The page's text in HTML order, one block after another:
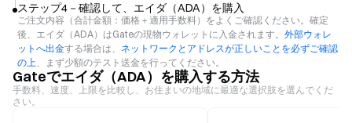
ステップ4－確認して、エイダ（ADA）を購入
ご注文内容（合計金額：価格＋適用手数料）をよくご確認ください。確定
後、エイダ（ADA）はGateの現物ウォレットに入金されます。 外部ウォレ
ットへ出金する場合は、 ネットワークとアドレスが正しいことを必ずご確認
の上、まず少額のテスト送金を行ってください。
Gateでエイダ（ADA）を購入する方法
手数料、速度、上限を比較し、お住まいの地域に最適な選択肢を選んでくだ
さい。